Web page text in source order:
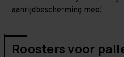
aanrijdbescherming mee!
Roosters voor